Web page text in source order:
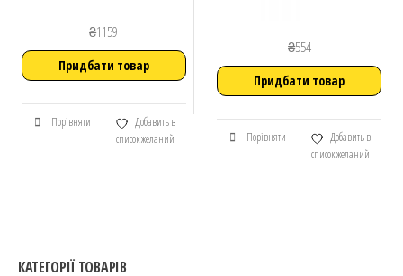
₴1159
Придбати товар
Порівняти
Добавить в
список желаний
₴554
Придбати товар
Порівняти
Добавить в
список желаний
КАТЕГОРІЇ ТОВАРІВ